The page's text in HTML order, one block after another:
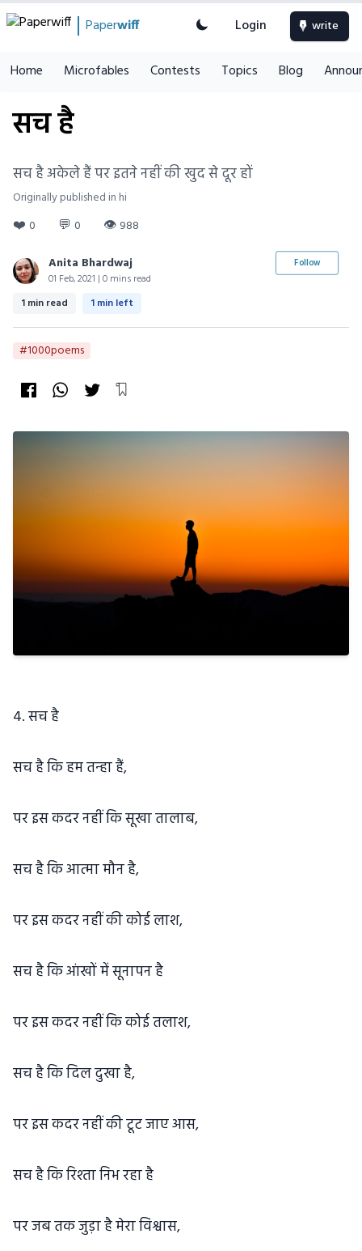
Paperwiff Login write
Home Microfables Contests Topics Blog
सच है
सच है अकेले हैं पर इतने नहीं की खुद से दूर हों
Originally published in hi
❤️ 0 💬 0 👁 988
Anita Bhardwaj
01 Feb, 2021 | 0 mins read
Follow
1 min read 1 min left
#1000poems
4. सच है
सच है कि हम तन्हा हैं,
पर इस कदर नहीं कि सूखा तालाब,
सच है कि आत्मा मौन है,
पर इस कदर नहीं की कोई लाश,
सच है कि आंखों में सूनापन है
पर इस कदर नहीं कि कोई तलाश,
सच है कि दिल दुखा है,
पर इस कदर नहीं की टूट जाए आस,
सच है कि रिश्ता निभ रहा है
पर जब तक जुड़ा है मेरा विश्वास,